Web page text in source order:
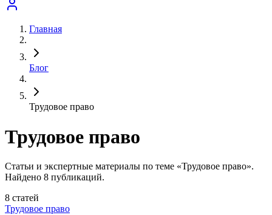
Главная
Блог
Трудовое право
Трудовое право
Статьи и экспертные материалы по теме «Трудовое право».
Найдено 8 публикаций.
8 статей
Трудовое право